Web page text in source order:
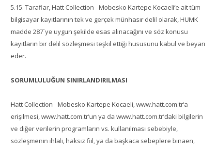
5.15. Taraflar, Hatt Collection - Mobesko Kartepe Kocaeli’e ait tüm
bilgisayar kayıtlarının tek ve gerçek münhasır delil olarak, HUMK
madde 287`ye uygun şekilde esas alınacağını ve söz konusu
kayıtların bir delil sözleşmesi teşkil ettiği hususunu kabul ve beyan
eder.
SORUMLULUĞUN SINIRLANDIRILMASI
Hatt Collection - Mobesko Kartepe Kocaeli, www.hatt.com.tr’a
erişilmesi, www.hatt.com.tr’un ya da www.hatt.com.tr’daki bilgilerin
ve diğer verilerin programların vs. kullanılması sebebiyle,
sözleşmenin ihlali, haksız fiil, ya da başkaca sebeplere binaen,